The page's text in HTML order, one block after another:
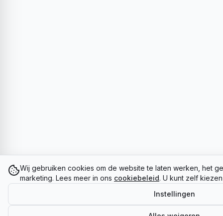
Wij gebruiken cookies om de website te laten werken, het
marketing. Lees meer in ons cookiebeleid. U kunt zelf
Instellingen